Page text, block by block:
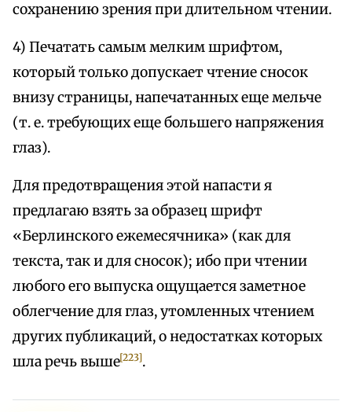
сохранению зрения при длительном чтении.
4) Печатать самым мелким шрифтом,
который только допускает чтение сносок
внизу страницы, напечатанных еще мельче
(т. е. требующих еще большего напряжения
глаз).
Для предотвращения этой напасти я
предлагаю взять за образец шрифт
«Берлинского ежемесячника» (как для
текста, так и для сносок); ибо при чтении
любого его выпуска ощущается заметное
облегчение для глаз, утомленных чтением
других публикаций, о недостатках которых
шла речь выше[223].